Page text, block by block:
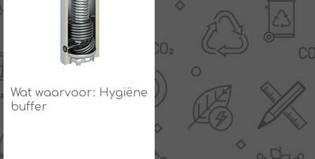
Wat waarvoor: Hygiëne
buffer